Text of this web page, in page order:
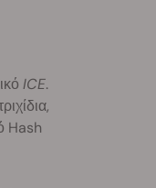
ICE.
Hash